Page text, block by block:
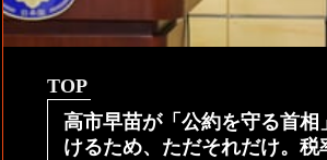
TOP
高市早苗が「公約を守る首相
けるため、ただそれだけ。税